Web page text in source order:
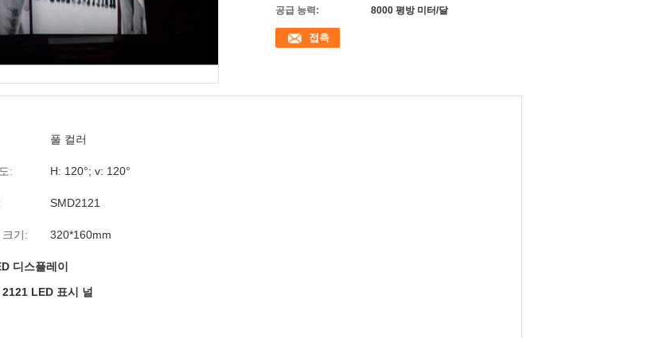
공급 능력:
8000 평방 미터/달
접촉
풀 컬러
: H: 120°; v: 120°
SMD2121
기: 320*160mm
디스플레이
LED 표시 널